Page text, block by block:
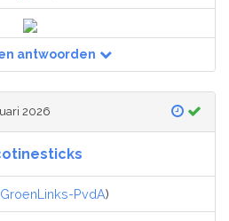
antwoorden
2026
GroenLinks-PvdA)